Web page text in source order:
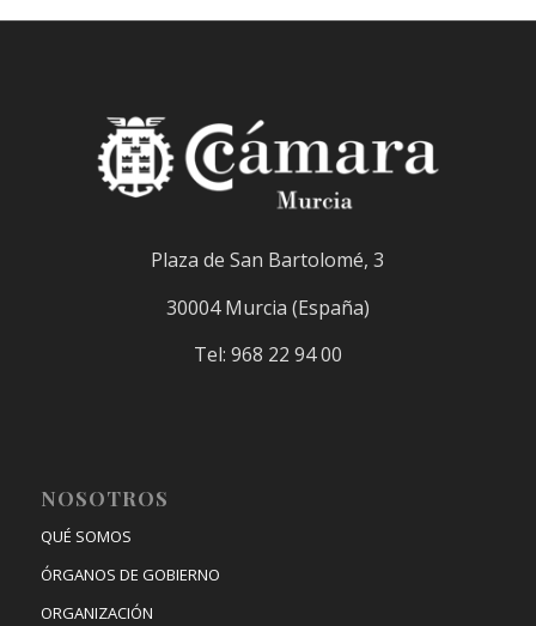
Plaza de San Bartolomé, 3
30004 Murcia (España)
Tel: 968 22 94 00
NOSOTROS
QUÉ SOMOS
ÓRGANOS DE GOBIERNO
ORGANIZACIÓN